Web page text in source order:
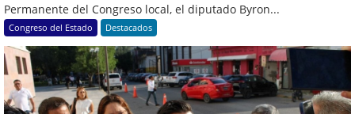
Permanente del Congreso local, el diputado Byron...
Congreso del Estado Destacados